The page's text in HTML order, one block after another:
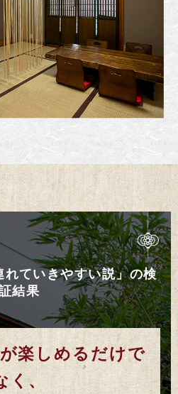
れていきやすい説」の検
結果
楽しめるだけで
く、